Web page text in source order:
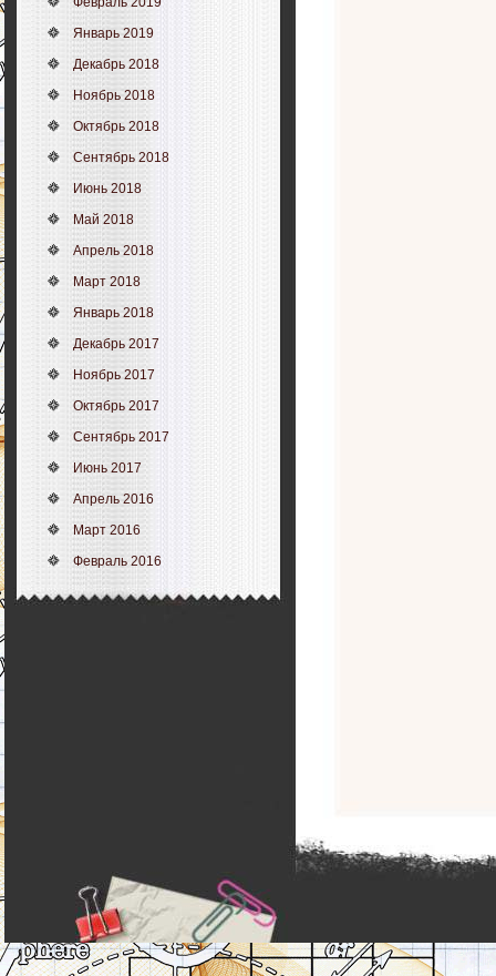
Январь 2019
Декабрь 2018
Ноябрь 2018
Октябрь 2018
Сентябрь 2018
Июнь 2018
Май 2018
Апрель 2018
Март 2018
Январь 2018
Декабрь 2017
Ноябрь 2017
Октябрь 2017
Сентябрь 2017
Июнь 2017
Апрель 2016
Март 2016
Февраль 2016